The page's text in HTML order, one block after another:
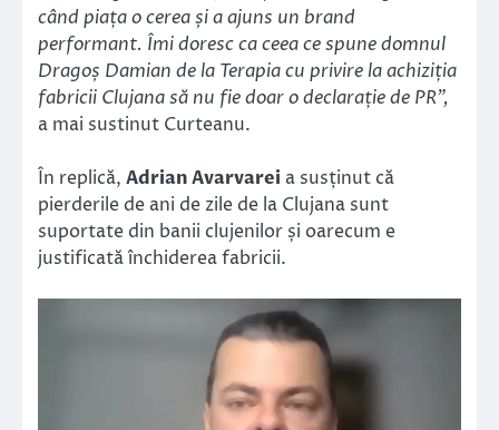
când piața o cerea și a ajuns un brand
performant. Îmi doresc ca ceea ce spune domnul
Dragoș Damian de la Terapia cu privire la achiziția
fabricii Clujana să nu fie doar o declarație de PR”,
a mai sustinut Curteanu.
În replică, Adrian Avarvarei a susținut că
pierderile de ani de zile de la Clujana sunt
suportate din banii clujenilor și oarecum e
justificată închiderea fabricii.